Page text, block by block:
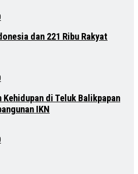
dan 221 Ribu Rakyat
di Teluk Balikpapan
IKN